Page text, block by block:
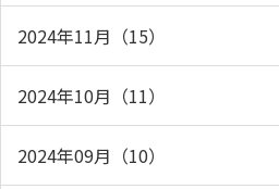
2024年11月（15）
2024年10月（11）
2024年09月（10）